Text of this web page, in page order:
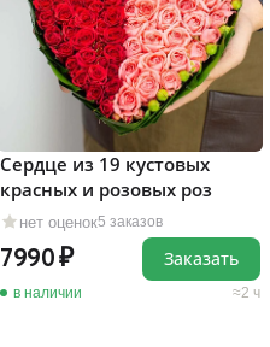
нет оценок5 заказов
Сердце из 19 кустовых
красных и розовых роз
7990
в наличии 2 ч
Заказать